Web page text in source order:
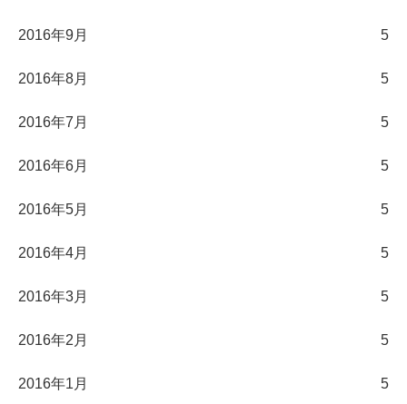
2016年9月 5
2016年8月 5
2016年7月 5
2016年6月 5
2016年5月 5
2016年4月 5
2016年3月 5
2016年2月 5
2016年1月 5